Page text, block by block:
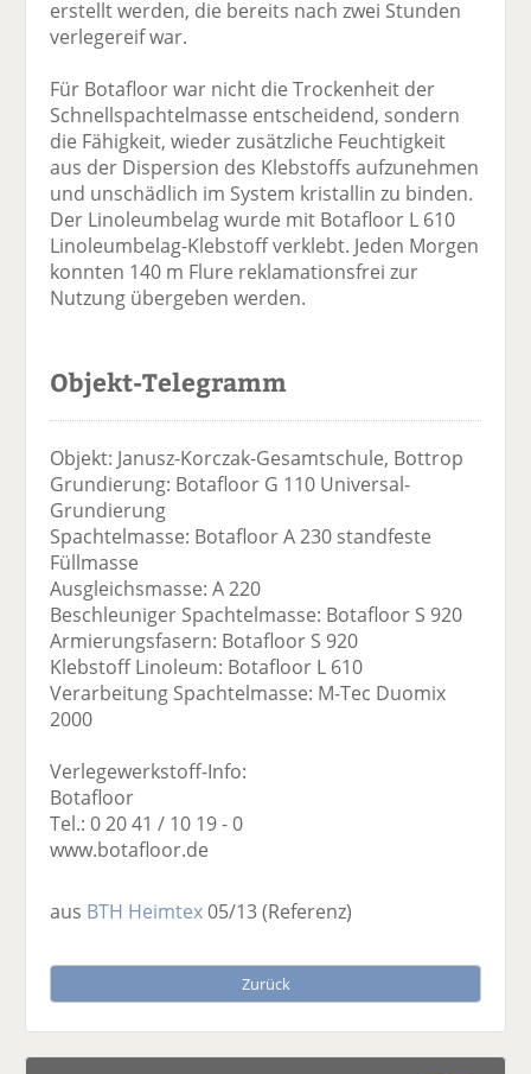
erstellt werden, die bereits nach zwei Stunden
verlegereif war.
Für Botafloor war nicht die Trockenheit der
Schnellspachtelmasse entscheidend, sondern
die Fähigkeit, wieder zusätzliche Feuchtigkeit
aus der Dispersion des Klebstoffs aufzunehmen
und unschädlich im System kristallin zu binden.
Der Linoleumbelag wurde mit Botafloor L 610
Linoleumbelag-Klebstoff verklebt. Jeden Morgen
konnten 140 m Flure reklamationsfrei zur
Nutzung übergeben werden.
Objekt-Telegramm
Objekt: Janusz-Korczak-Gesamtschule, Bottrop
Grundierung: Botafloor G 110 Universal-
Grundierung
Spachtelmasse: Botafloor A 230 standfeste
Füllmasse
Ausgleichsmasse: A 220
Beschleuniger Spachtelmasse: Botafloor S 920
Armierungsfasern: Botafloor S 920
Klebstoff Linoleum: Botafloor L 610
Verarbeitung Spachtelmasse: M-Tec Duomix
2000
Verlegewerkstoff-Info:
Botafloor
Tel.: 0 20 41 / 10 19 - 0
www.botafloor.de
aus BTH Heimtex05/13(Referenz)
Zurück